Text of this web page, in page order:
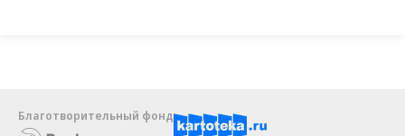
Благотворительный фонд